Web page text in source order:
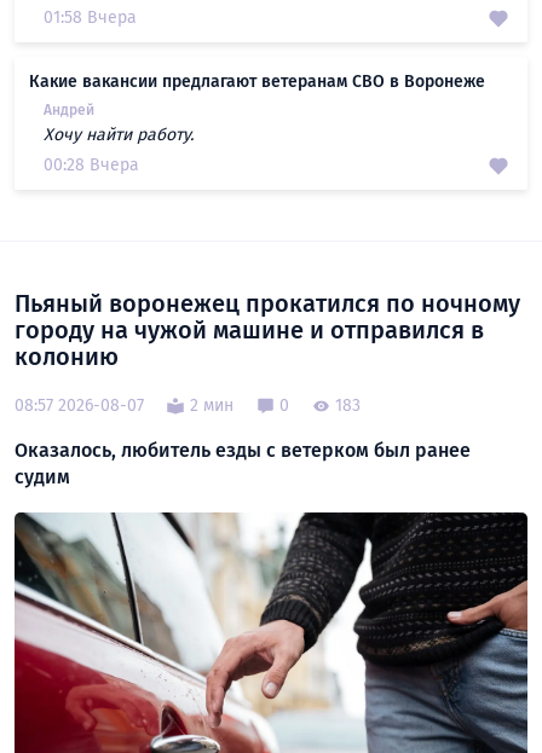
01:58 Вчера
Какие вакансии предлагают ветеранам СВО в Воронеже
Андрей
Хочу найти работу.
00:28 Вчера
Пьяный воронежец прокатился по ночному
городу на чужой машине и отправился в
колонию
08:57 2026-08-07 2 мин 0 183
Оказалось, любитель езды с ветерком был ранее
судим